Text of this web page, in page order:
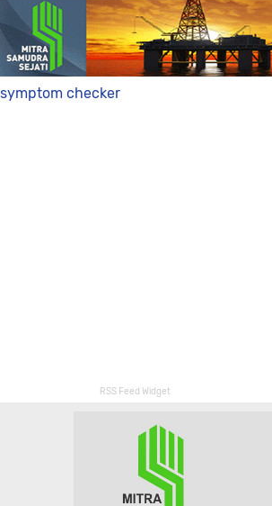
symptom checker
RSS Feed Widget